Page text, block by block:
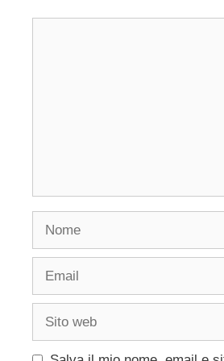
Nome
Email
Sito